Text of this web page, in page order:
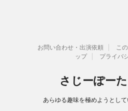
お問い合わせ・出演依頼 こ
ップ
プライバ
さじーぽー
あらゆる趣味を極めようとし